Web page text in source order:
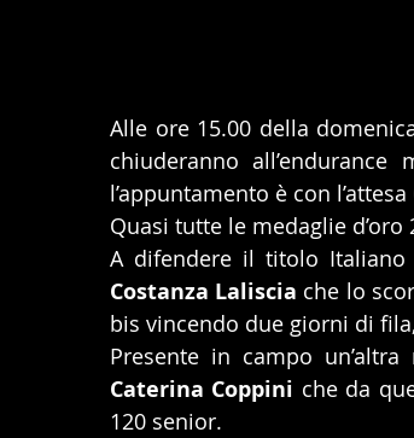
Alle ore 15.00 della
chiuderanno
l’appuntamento è con
Quasi tutte le medaglie
Costanza Laliscia che lo
bis vincendo due giorni di
Caterina Coppini che da
120 senior.